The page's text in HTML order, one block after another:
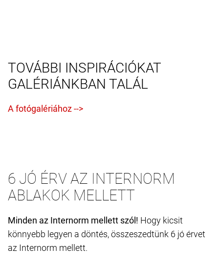
TOVÁBBI INSPIRÁCIÓKAT
GALÉRIÁNKBAN TALÁL
6 JÓ ÉRV AZ INTERNORM
ABLAKOK MELLETT
Minden az Internorm mellett szól! Hogy kicsit
könnyebb legyen a döntés, összeszedtünk 6 jó érvet
az Internorm mellett.